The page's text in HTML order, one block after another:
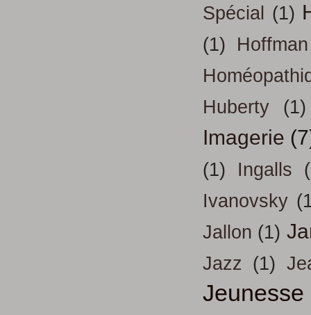
Spécial (1)
(1)
Hoffman
Huberty
(1)
Imagerie
(1) Ingalls
Ivanovsky
Jallon (1)
Jazz (1)
Jeunesse